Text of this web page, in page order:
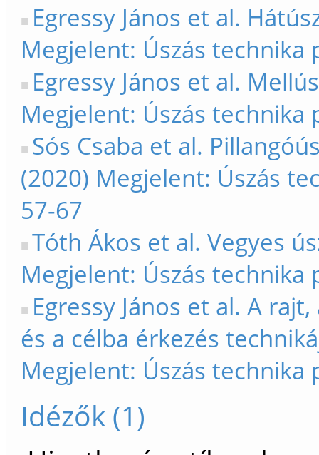
Egressy János et al.
Megjelent: Úszás technika
Egressy János et al.
Megjelent: Úszás technika
Sós Csaba et al.
(2020) Megjelent: Úszás
57-67
Tóth Ákos et al. Vegyes
Megjelent: Úszás technika
Egressy János et al. A
és a célba érkezés
Megjelent: Úszás technika
Idézők (1)